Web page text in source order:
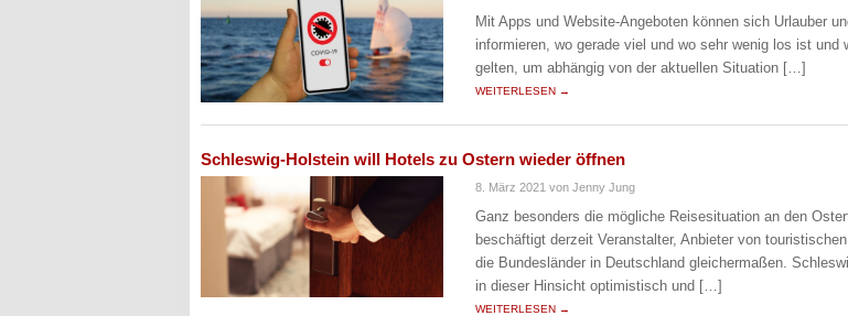
Mit Apps und Website-Angeboten können sich Urlauber
informieren, wo gerade viel und wo sehr wenig los ist und
gelten, um abhängig von der aktuellen Situation […]
WEITERLESEN →
Schleswig-Holstein will Hotels zu Ostern wieder öffnen
8. März 2021 von Jenny Jung
Ganz besonders die mögliche Reisesituation an den
beschäftigt derzeit Veranstalter, Anbieter von
die Bundesländer in Deutschland gleichermaßen.
in dieser Hinsicht optimistisch und […]
WEITERLESEN →